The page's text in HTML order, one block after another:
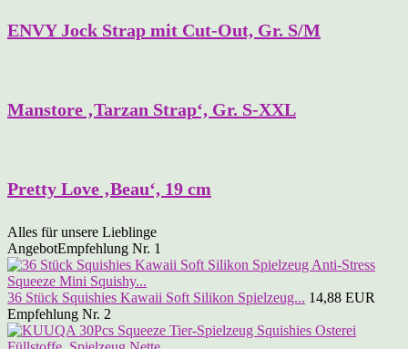
ENVY Jock Strap mit Cut-Out, Gr. S/M
Manstore ‚Tarzan Strap‘, Gr. S-XXL
Pretty Love ‚Beau‘, 19 cm
Alles für unsere Lieblinge
AngebotEmpfehlung Nr. 1
36 Stück Squishies Kawaii Soft Silikon Spielzeug... 14,88 EUR
Empfehlung Nr. 2